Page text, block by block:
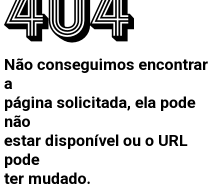
Não conseguimos encontrar
a
página solicitada, ela pode
não
estar disponível ou o URL
pode
ter mudado.